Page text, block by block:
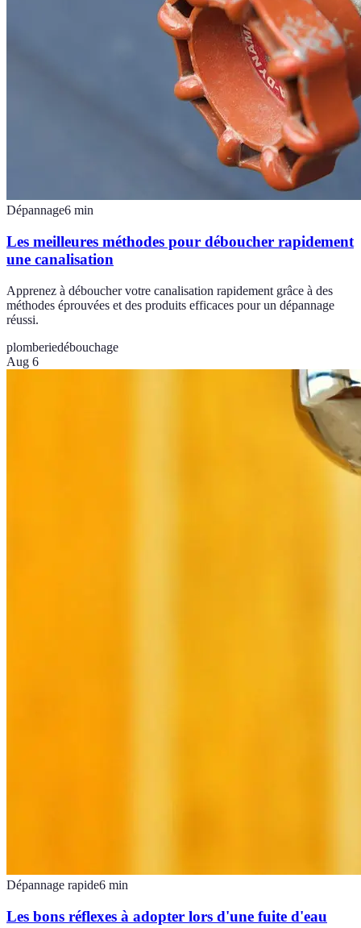
Dépannage6 min
Les meilleures méthodes pour déboucher rapidement
une canalisation
Apprenez à déboucher votre canalisation rapidement grâce à des
méthodes éprouvées et des produits efficaces pour un dépannage
réussi.
plomberiedébouchage
Aug 6
Dépannage rapide6 min
Les bons réflexes à adopter lors d'une fuite d'eau